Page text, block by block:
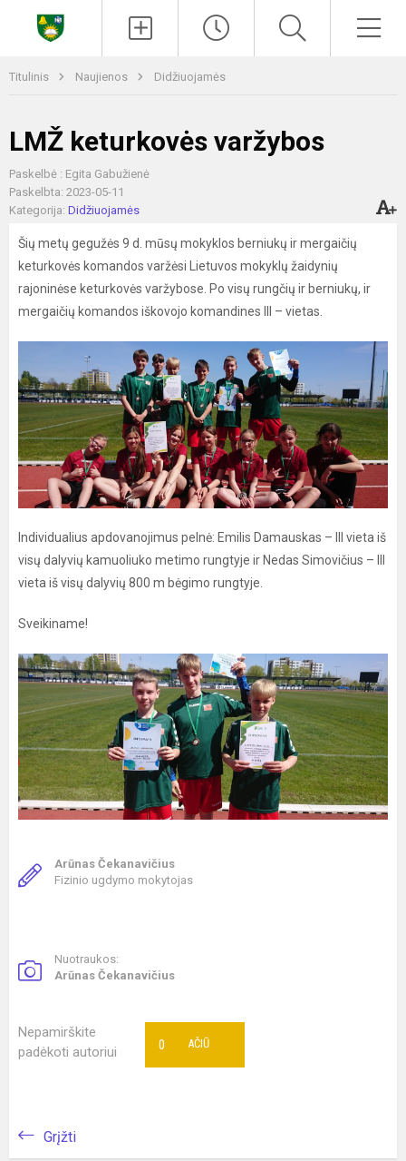
Titulinis Naujienos Didžiuojamės
LMŽ keturkovės varžybos
Paskelbė : Egita Gabužienė
Paskelbta: 2023-05-11
Kategorija: Didžiuojamės
Šių metų gegužės 9 d. mūsų mokyklos berniukų ir mergaičių
keturkovės komandos varžėsi Lietuvos mokyklų žaidynių
rajoninėse keturkovės varžybose. Po visų rungčių ir berniukų, ir
mergaičių komandos iškovojo komandines III – vietas.
Individualius apdovanojimus pelnė: Emilis Damauskas – III vieta iš
visų dalyvių kamuoliuko metimo rungtyje ir Nedas Simovičius – III
vieta iš visų dalyvių 800 m bėgimo rungtyje.
Sveikiname!
Arūnas Čekanavičius
Fizinio ugdymo mokytojas
Nuotraukos:
Arūnas Čekanavičius
Nepamirškite
padėkoti autoriui
AČIŪ
0
Grįžti